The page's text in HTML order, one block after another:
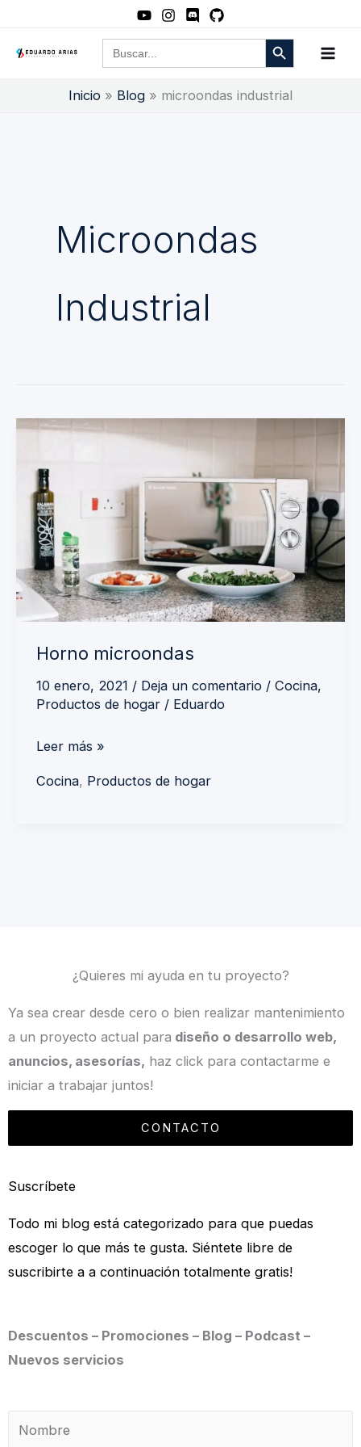
contenido
Buscar: Botón de búsqueda
Inicio Blog microondas industrial
Microondas
Industrial
Horno microondas
10 enero, 2021 / Deja un comentario / Cocina,
Productos de hogar/ Eduardo
Horno
Leer más »
Cocina, Productos de hogar
¿Quieres mi ayuda en tu proyecto?
Ya sea crear desde cero o bien realizar mantenimiento
a un proyecto actual para diseño o desarrollo web,
anuncios, asesorías, haz click para contactarme e
iniciar a trabajar juntos!
CONTACTO
Suscríbete
Todo mi blog está categorizado para que puedas
escoger lo que más te gusta. Siéntete libre de
suscribirte a a continuación totalmente gratis!
Descuentos – Promociones – Blog – Podcast –
Nuevos servicios